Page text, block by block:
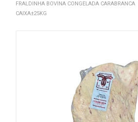
FRALDINHA BOVINA CONGELADA CARABRANCA
CAIXA±25KG